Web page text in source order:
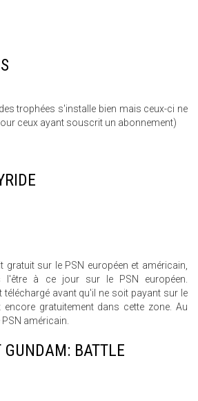
trophées s'installe bien mais ceux-ci ne
ceux ayant souscrit un abonnement)
gratuit sur le PSN européen et américain,
l'être à ce jour sur le PSN européen.
téléchargé avant qu'il ne soit payant sur le
encore gratuitement dans cette zone. Au
américain.
GUNDAM: BATTLE